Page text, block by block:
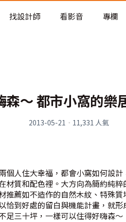
老屋預算分配與高 CP 值煥新術
找設計師 看影音 專欄
森～ 都市小窩的樂
2013-05-21 · 11,331 人氣
個人住大幸福，都會小窩如何設
材質和配色裡。大方向為簡約純
推薦如不造作的自然木紋、特殊
恰到好處的留白與機能計畫，就
足三十坪，一樣可以住得好嗨森～